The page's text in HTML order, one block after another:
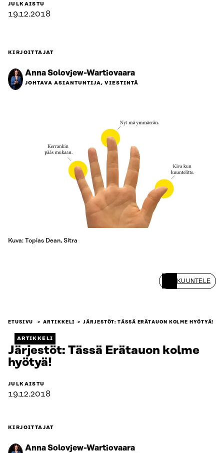
JULKAISTU
19.12.2018
KIRJOITTAJAT
Anna Solovjew-Wartiovaara
JOHTAVA ASIANTUNTIJA, VIESTINTÄ
Kuva: Topias Dean, Sitra
KUUNTELE
ETUSIVU ARTIKKELI JÄRJESTÖT: TÄSSÄ ERÄTAUON KOLME HYÖTYÄ!
ARTIKKELI
Järjestöt: Tässä Erätauon kolme
hyötyä!
JULKAISTU
19.12.2018
KIRJOITTAJAT
Anna Solovjew-Wartiovaara